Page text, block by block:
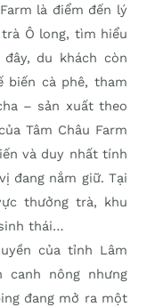
là điểm đến lý
Ô long, tìm hiểu
du khách còn
biến cà phê, tham
– sản xuất theo
Tâm Châu Farm
và duy nhất tính
đang nắm giữ. Tại
thưởng trà, khu
thái…
của tỉnh Lâm
canh nông nhưng
đang mở ra một